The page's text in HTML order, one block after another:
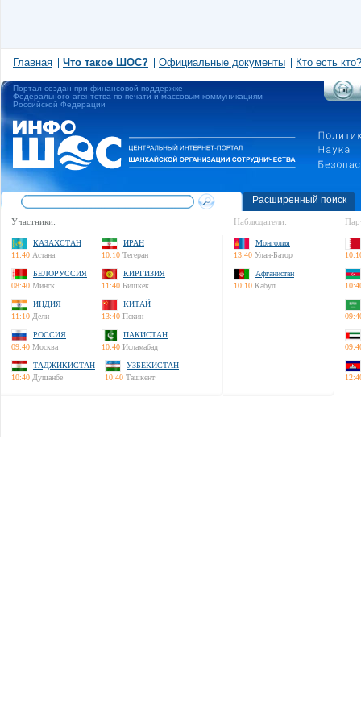
Главная Что такое ШОС? Официальные документы Кто есть кто?
Портал создан при финансовой поддержке
Федерального агентства по печати и массовым коммуникациям
Российской Федерации
Расширенный поиск
Участники:
КАЗАХСТАН
11:40 Астана
ИРАН
10:10 Тегеран
БЕЛОРУССИЯ
08:40 Минск
КИРГИЗИЯ
11:40 Бишкек
ИНДИЯ
11:10 Дели
КИТАЙ
13:40 Пекин
РОССИЯ
09:40 Москва
ПАКИСТАН
10:40 Исламабад
ТАДЖИКИСТАН
10:40 Душанбе
УЗБЕКИСТАН
10:40 Ташкент
Наблюдатели:
Монголия
13:40 Улан-Батор
Афганистан
10:10 Кабул